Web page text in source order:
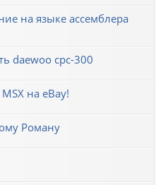
на языке ассемблера
daewoo cpc-300
на eBay!
Роману